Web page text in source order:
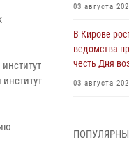
03 августа
В Кирове
ведомства
честь Дня
03 августа